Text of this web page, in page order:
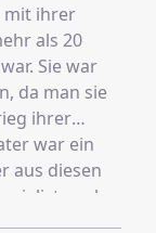
mit ihrer
als 20
Sie war
da man sie
ihrer
war ein
aus diesen
als